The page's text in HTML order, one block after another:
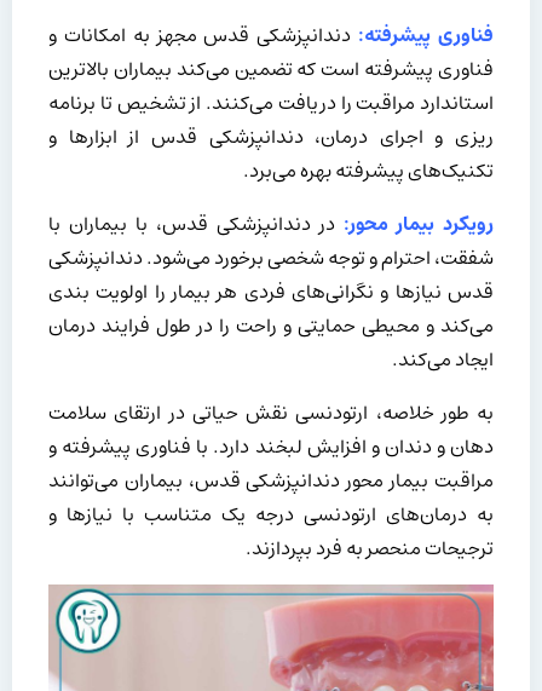
فناوری پیشرفته: دندانپزشکی قدس مجهز به امکانات و
فناوری پیشرفته است که تضمین می‌کند بیماران بالاترین
استاندارد مراقبت را دریافت می‌کنند. از تشخیص تا برنامه
ریزی و اجرای درمان، دندانپزشکی قدس از ابزارها و
تکنیک‌های پیشرفته بهره می‌برد.
رویکرد بیمار محور: در دندانپزشکی قدس، با بیماران با
شفقت، احترام و توجه شخصی برخورد می‌شود. دندانپزشکی
قدس نیازها و نگرانی‌های فردی هر بیمار را اولویت بندی
می‌کند و محیطی حمایتی و راحت را در طول فرایند درمان
ایجاد می‌کند.
به طور خلاصه، ارتودنسی نقش حیاتی در ارتقای سلامت
دهان و دندان و افزایش لبخند دارد. با فناوری پیشرفته و
مراقبت بیمار محور دندانپزشکی قدس، بیماران می‌توانند
به درمان‌های ارتودنسی درجه یک متناسب با نیازها و
ترجیحات منحصر به فرد بپردازند.